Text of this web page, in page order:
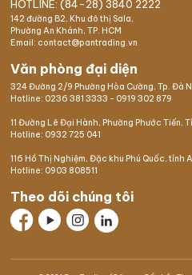
HOTLINE: (84-28) 3840 2222
142 đường B2, Khu đô thị Sala,
Phường An Khánh, TP. HCM
Email: contact@pantrading.vn
Văn phòng đại diện
324 Đường 2/9 Phường Hòa Cường, Tp. Đà
Hotline: 0236 381 3333 - 0919 302 879
11 Đường Lê Đại Hành, Phường Phước Tiến,
Hotline: 0932 725 041
116 Hồ Thị Nghiệm, Đặc khu Phú Quốc, tỉnh
Hotline: 0903 808511
Theo dõi chúng tôi